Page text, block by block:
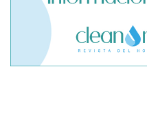
El cofundador de Noctorial